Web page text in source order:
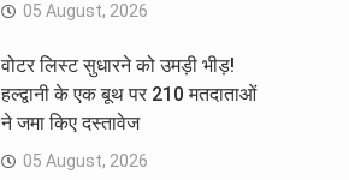
05 August, 2026
वोटर लिस्ट सुधारने को उमड़ी भीड़!
हल्द्वानी के एक बूथ पर 210 मतदाताओं
ने जमा किए दस्तावेज
05 August, 2026